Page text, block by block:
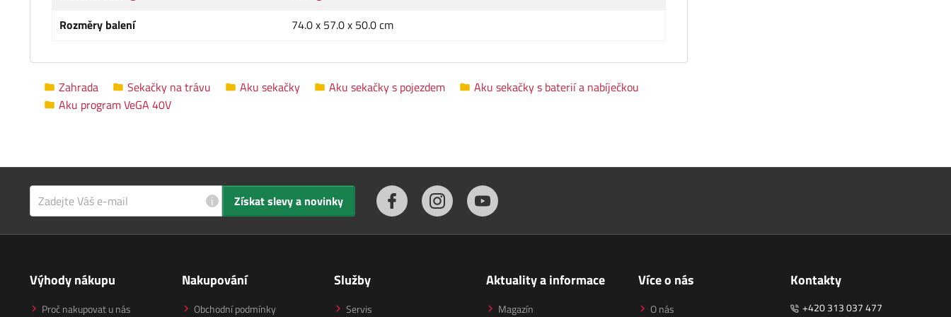
Rozměry balení
74.0 x 57.0 x 50.0 cm
Zahrada Sekačky na trávu Aku sekačky Aku sekačky s pojezdem
Aku sekačky s baterií a nabíječkou
Aku program VeGA 40V
i Získat slevy a novinky
Výhody nákupu
Proč nakupovat u nás
Nakupování
Obchodní podmínky
Služby
Servis
Aktuality a informace
Magazín
Více o nás
O nás
Kontakty
+420 313 037 477